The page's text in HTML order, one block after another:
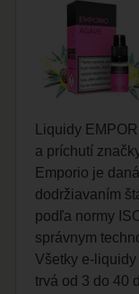
Liquidy
a príchutí
Emporio je
dodržiavaním
podľa normy
správnym
Všetky e-
trvá od 3 do 40